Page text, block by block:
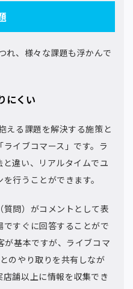
れ、様々な課題も浮かんで
にくい
える課題を解決する施策と
イブコマース」です。ラ
違い、リアルタイムでユ
行うことができます。
問）がコメントとして表
すぐに回答することがで
が基本ですが、ライブコマ
のやり取りを共有しなが
舗以上に情報を収集でき